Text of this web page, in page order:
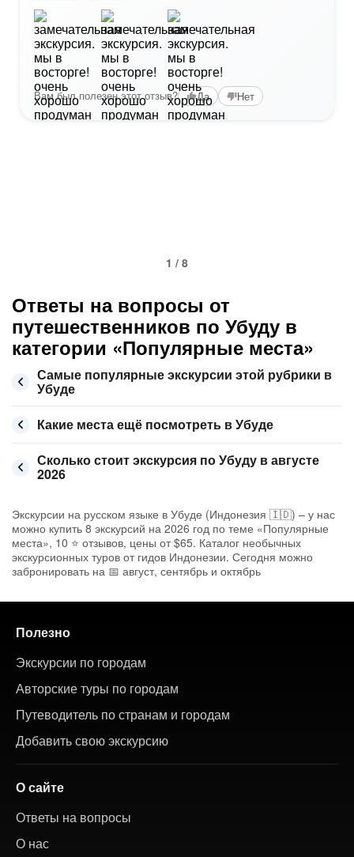
Вам был полезен этот отзыв? Да Нет
1 / 8
Ответы на вопросы от
путешественников по Убуду в
категории «Популярные места»
Самые популярные экскурсии этой рубрики в
Убуде
Какие места ещё посмотреть в Убуде
Сколько стоит экскурсия по Убуду в августе
2026
Экскурсии на русском языке в Убуде (Индонезия 🇮🇩) – у нас
можно купить 8 экскурсий на 2026 год по теме «Популярные
места», 10 ⭐ отзывов, цены от $65. Каталог необычных
экскурсионных туров от гидов Индонезии. Сегодня можно
забронировать на 📅 август, сентябрь и октябрь
Полезно
Экскурсии по городам
Авторские туры по городам
Путеводитель по странам и городам
Добавить свою экскурсию
О сайте
Ответы на вопросы
О нас